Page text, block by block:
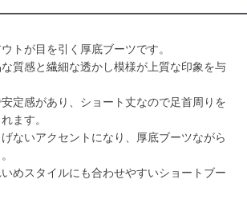
トが目を引く厚底ブーツです。
質感と繊細な透かし模様が上質な印象を与
定感があり、ショート丈なので足首周りを
ます。
ないアクセントになり、厚底ブーツながら
めスタイルにも合わせやすいショートブー